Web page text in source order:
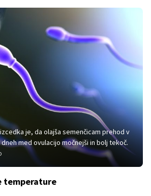
je, da olajša semenčicam prehod v
med ovulacijo močnejši in bolj tekoč.
temperature